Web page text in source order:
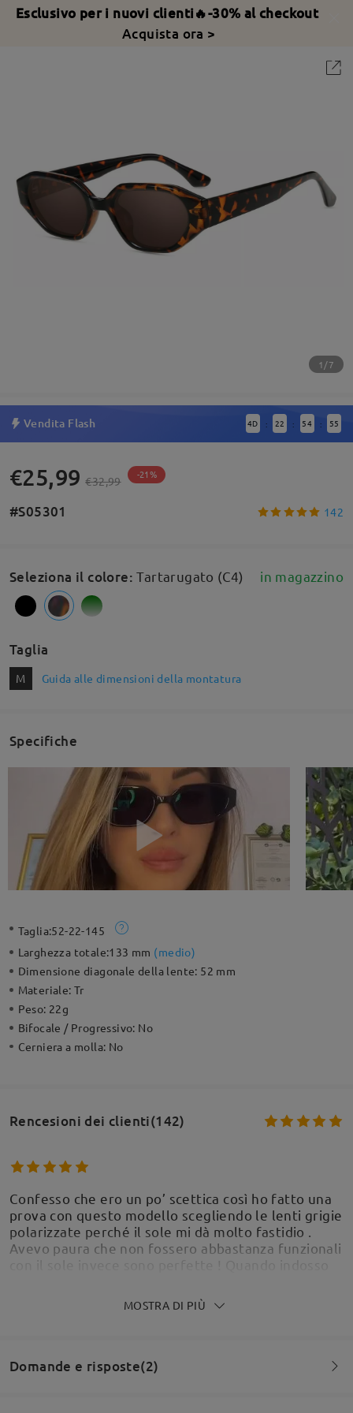
Esclusivo per i nuovi clienti🔥-30% al checkout
Acquista ora >
1/7
Vendita Flash 4D : 22 : 54 : 54
€25,99 €32,99 -21%
#S05301 142
Seleziona il colore:Tartarugato (C4) in magazzino
Taglia
M Guida alle dimensioni della montatura
Specifiche
Taglia:52-22-145
Larghezza totale:133 mm (medio)
Dimensione diagonale della lente: 52 mm
Materiale:Tr
Peso: 22g
Bifocale / Progressivo: No
Cerniera a molla: No
Rencesioni dei clienti(142)
Confesso che ero un po’ scettica così ho fatto una
prova con questo modello scegliendo le lenti grigie
polarizzate perché il sole mi dà molto fastidio .
Avevo paura che non fossero abbastanza funzionali
montatura è perfetta, sembra abbastanza solida .
Vedremo nel corso e dei mesi se sono robusti . Per
MOSTRA DI PIÙ
Domande e risposte(2)